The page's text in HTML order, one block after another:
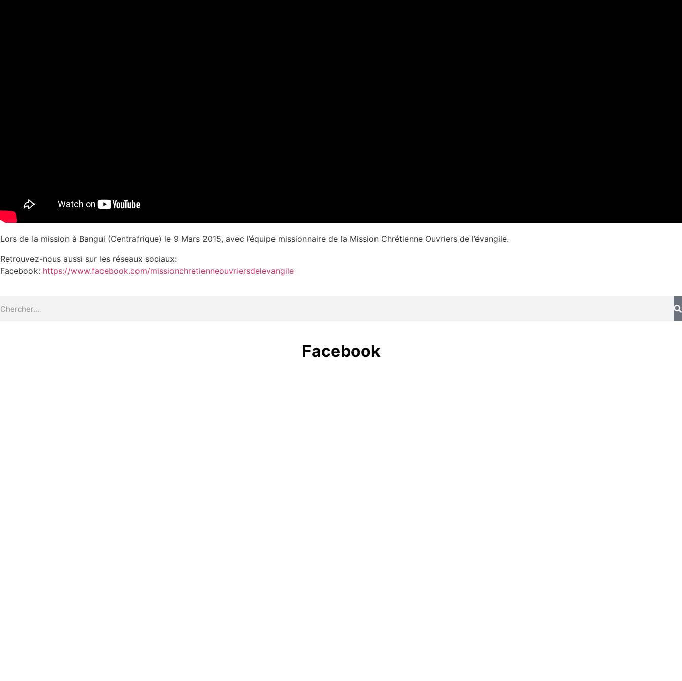
Lors de la mission à Bangui (Centrafrique) le 9 Mars 2015, avec l’équipe missionnaire de la Mission Chrétienne Ouvriers de l’évangile.
Retrouvez-nous aussi sur les réseaux sociaux:
Facebook: https://www.facebook.com/missionchretienneouvriersdelevangile
Facebook